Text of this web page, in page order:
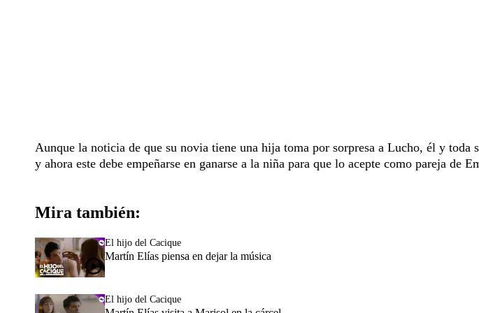
Aunque la noticia de que su novia tiene una hija toma por sorpresa a Lucho, él y toda
y ahora este debe empeñarse en ganarse a la niña para que lo acepte como pareja de
Mira también:
El hijo del Cacique
Martín Elías piensa en dejar la música
El hijo del Cacique